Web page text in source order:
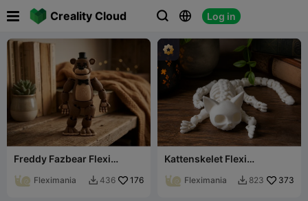
Creality Cloud   Log in
 
Freddy Fazbear Flexi
Freddy’s Verzamelobject
Fleximania  436 176
Kattenskelet Flexi
Gearticuleerd
Fleximania  823 373